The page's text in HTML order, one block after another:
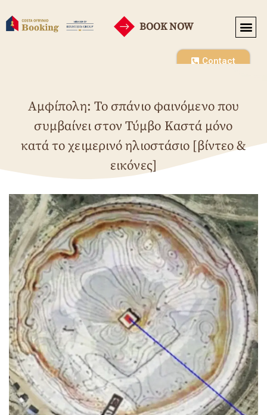
BOOK NOW
Contact
Αμφίπολη: Το σπάνιο φαινόμενο που
συμβαίνει στον Τύμβο Καστά μόνο
κατά το χειμερινό ηλιοστάσιο [βίντεο &
εικόνες]